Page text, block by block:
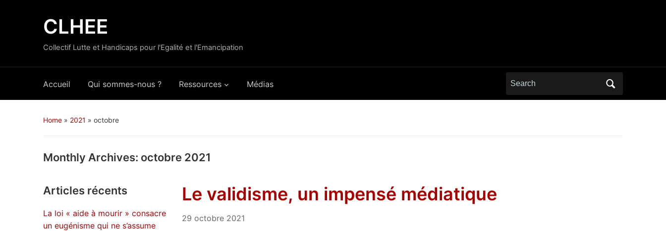
CLHEE
Collectif Lutte et Handicaps pour l'Egalité et l'Emancipation
Accueil Qui sommes-nous ? Ressources Médias
Search
for:
Home » 2021 » octobre
Monthly Archives: octobre 2021
Articles récents
La loi « aide à mourir » consacre
un eugénisme qui ne s’assume
Le validisme, un impensé médiatique
29 octobre 2021